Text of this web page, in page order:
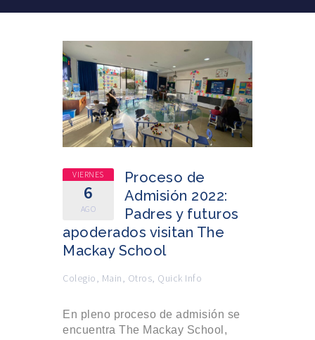
VIERNES
6
AGO
Proceso de
Admisión 2022:
Padres y futuros
apoderados visitan The
Mackay School
Colegio Main Otros Quick Info
En pleno proceso de admisión se
encuentra The Mackay School,